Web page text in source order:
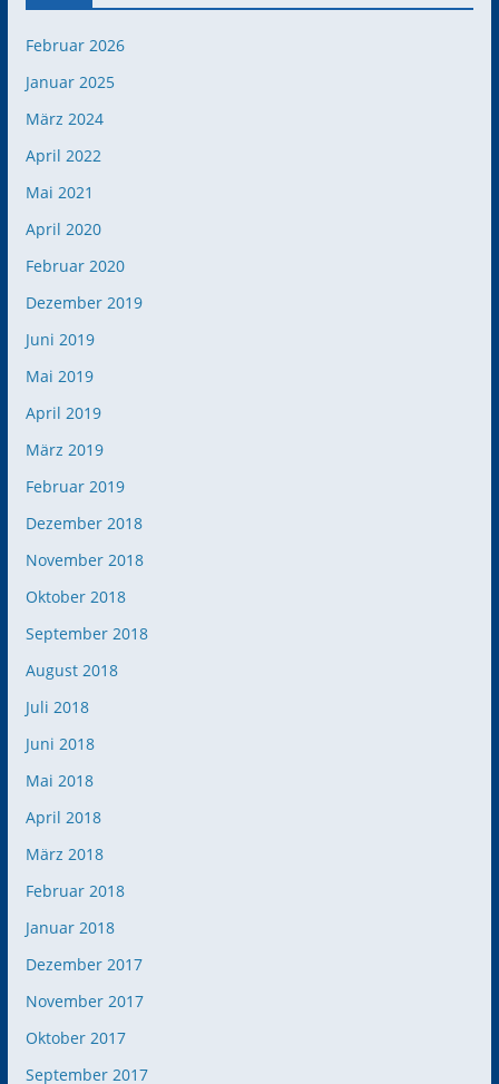
Februar 2026
Januar 2025
März 2024
April 2022
Mai 2021
April 2020
Februar 2020
Dezember 2019
Juni 2019
Mai 2019
April 2019
März 2019
Februar 2019
Dezember 2018
November 2018
Oktober 2018
September 2018
August 2018
Juli 2018
Juni 2018
Mai 2018
April 2018
März 2018
Februar 2018
Januar 2018
Dezember 2017
November 2017
Oktober 2017
September 2017